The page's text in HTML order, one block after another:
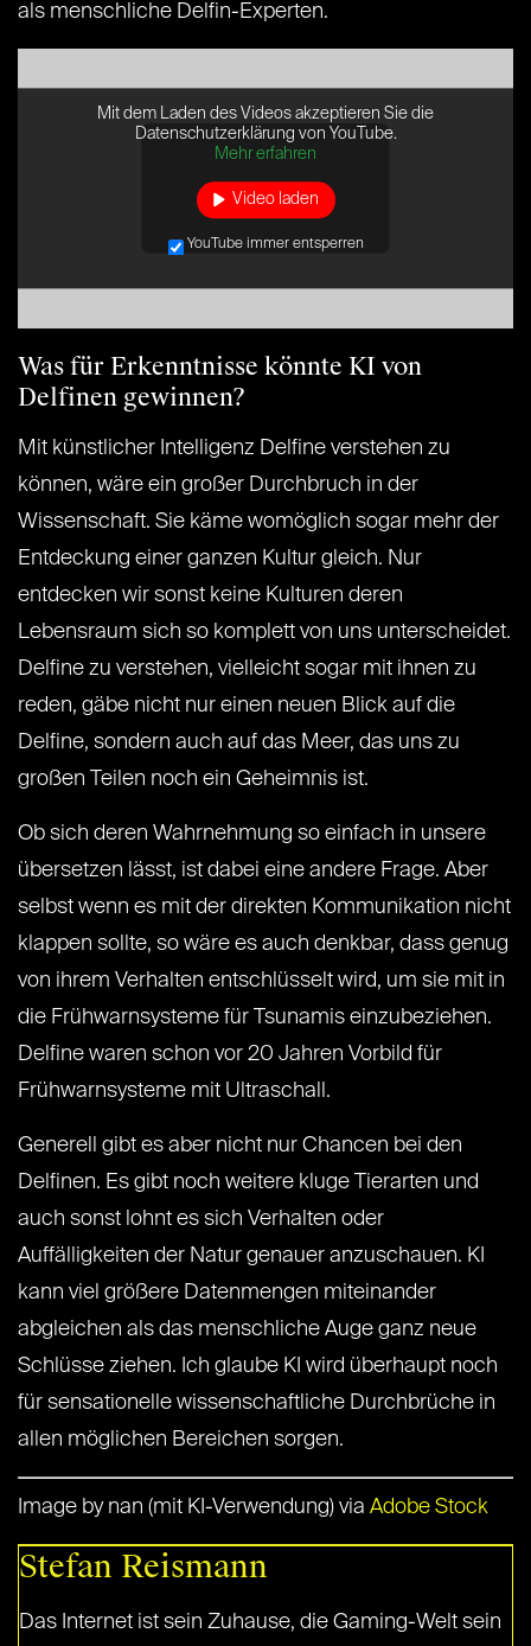
als menschliche Delfin-Experten.
Mit dem Laden des Videos akzeptieren Sie die
Datenschutzerklärung von YouTube.
Mehr erfahren
Video laden
YouTube immer entsperren
Was für Erkenntnisse könnte KI von
Delfinen gewinnen?
Mit künstlicher Intelligenz Delfine verstehen zu
können, wäre ein großer Durchbruch in der
Wissenschaft. Sie käme womöglich sogar mehr der
Entdeckung einer ganzen Kultur gleich. Nur
entdecken wir sonst keine Kulturen deren
Lebensraum sich so komplett von uns unterscheidet.
Delfine zu verstehen, vielleicht sogar mit ihnen zu
reden, gäbe nicht nur einen neuen Blick auf die
Delfine, sondern auch auf das Meer, das uns zu
großen Teilen noch ein Geheimnis ist.
Ob sich deren Wahrnehmung so einfach in unsere
übersetzen lässt, ist dabei eine andere Frage. Aber
selbst wenn es mit der direkten Kommunikation nicht
klappen sollte, so wäre es auch denkbar, dass genug
von ihrem Verhalten entschlüsselt wird, um sie mit in
die Frühwarnsysteme für Tsunamis einzubeziehen.
Delfine waren schon vor 20 Jahren Vorbild für
Frühwarnsysteme mit Ultraschall.
Generell gibt es aber nicht nur Chancen bei den
Delfinen. Es gibt noch weitere kluge Tierarten und
auch sonst lohnt es sich Verhalten oder
Auffälligkeiten der Natur genauer anzuschauen. KI
kann viel größere Datenmengen miteinander
abgleichen als das menschliche Auge ganz neue
Schlüsse ziehen. Ich glaube KI wird überhaupt noch
für sensationelle wissenschaftliche Durchbrüche in
allen möglichen Bereichen sorgen.
Image by nan (mit KI-Verwendung) via Adobe Stock
Stefan Reismann
Das Internet ist sein Zuhause, die Gaming-Welt sein